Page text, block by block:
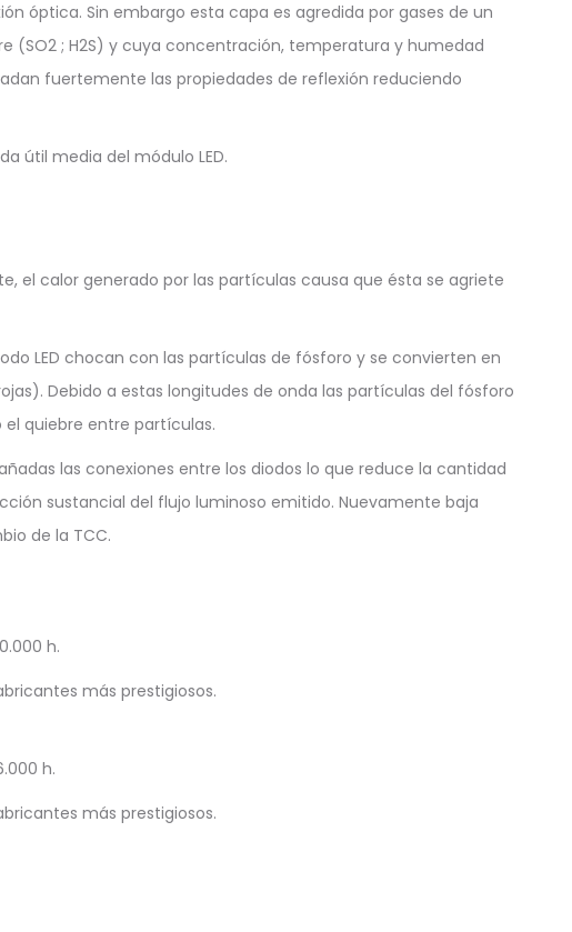
óptica. Sin embargo esta capa es agredida por gases de un
(SO2 ; H2S) y cuya concentración, temperatura y humedad
fuertemente las propiedades de reflexión reduciendo
útil media del módulo LED.
el calor generado por las partículas causa que ésta se agriete
LED chocan con las partículas de fósforo y se convierten en
Debido a estas longitudes de onda las partículas del fósforo
quiebre entre partículas.
las conexiones entre los diodos lo que reduce la cantidad
sustancial del flujo luminoso emitido. Nuevamente baja
de la TCC.
h.
más prestigiosos.
h.
más prestigiosos.